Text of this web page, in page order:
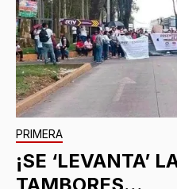
PRIMERA
¡SE ‘LEVANTA’